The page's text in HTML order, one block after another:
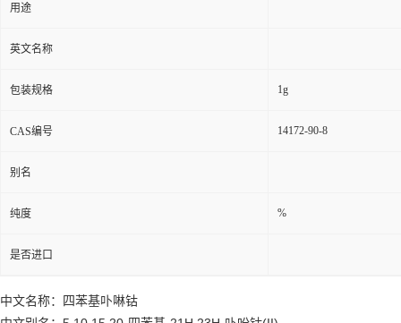
用途
英文名称
包装规格 1g
CAS编号 14172-90-8
别名
纯度 %
是否进口
中文名称：四苯基卟啉钴